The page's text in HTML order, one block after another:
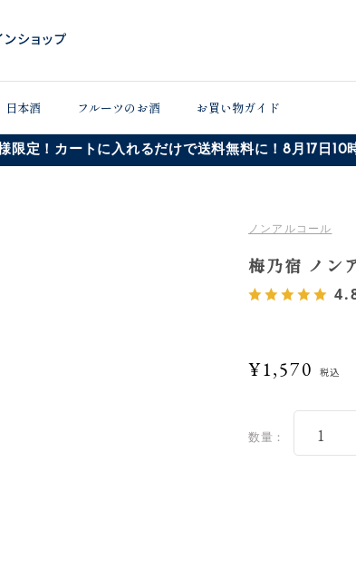
日本酒 フルーツのお酒 お買い物ガイド
限定！カートに入れるだけで送料無料に！8月17日10
ノンアルコール
梅乃宿 ノン
¥1,570 税込
数量：